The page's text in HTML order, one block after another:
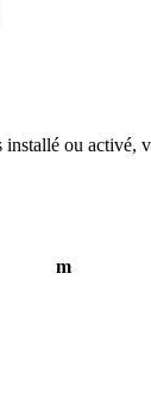
ou activé,
m